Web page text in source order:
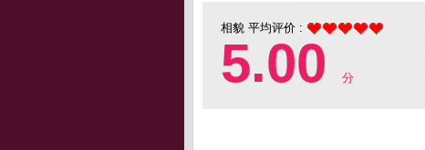
相貌 平均评价 :
5.00 分